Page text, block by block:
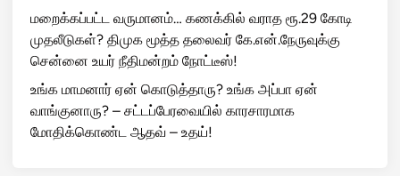
மறைக்கப்பட்ட வருமானம்… கணக்கில் வராத ரூ.29 கோடி
முதலீடுகள்? திமுக மூத்த தலைவர் கே.என்.நேருவுக்கு
சென்னை உயர் நீதிமன்றம் நோட்டீஸ்!
உங்க மாமனார் ஏன் கொடுத்தாரு? உங்க அப்பா ஏன்
வாங்குனாரு? – சட்டப்பேரவையில் காரசாரமாக
மோதிக்கொண்ட ஆதவ் – உதய்!